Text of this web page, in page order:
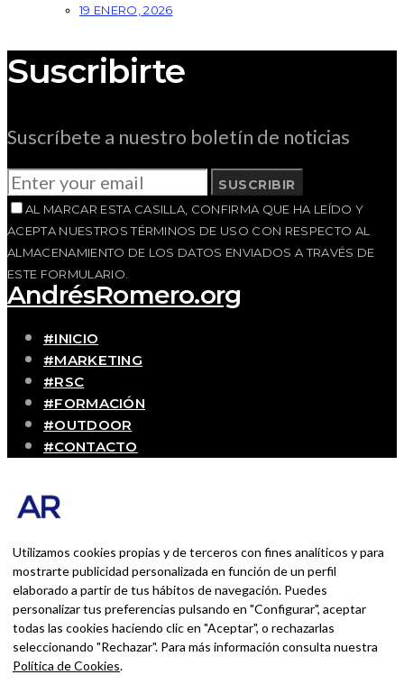
19 ENERO, 2026
Suscribirte
Suscríbete a nuestro boletín de noticias
SUSCRIBIR
AL MARCAR ESTA CASILLA, CONFIRMA QUE HA LEÍDO Y
ACEPTA NUESTROS TÉRMINOS DE USO CON RESPECTO AL
ALMACENAMIENTO DE LOS DATOS ENVIADOS A TRAVÉS DE
ESTE FORMULARIO.
AndrésRomero.org
#INICIO
#MARKETING
#RSC
#FORMACIÓN
#OUTDOOR
#CONTACTO
Blog personal y profesional de Andrés Romero.
persona que disfruta con lo que hace cada día
BUSCAR POR:
BUSCAR
Ingresa las palabras de la búsqueda y presiona
Enter.
Utilizamos cookies propias y de terceros con fines analíticos y para
mostrarte publicidad personalizada en función de un perfil
elaborado a partir de tus hábitos de navegación. Puedes
personalizar tus preferencias pulsando en "Configurar", aceptar
todas las cookies haciendo clic en "Aceptar", o rechazarlas
seleccionando "Rechazar". Para más información consulta nuestra
Política de Cookies.